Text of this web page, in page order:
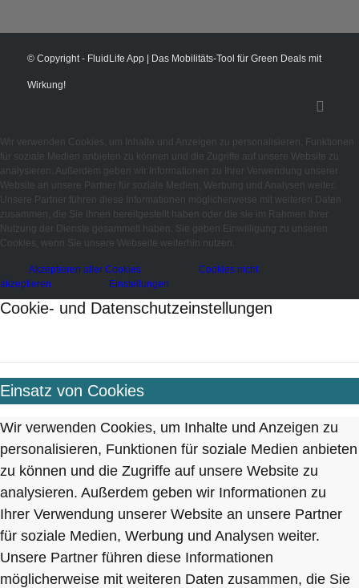
© Copyright - FluidLife App | Das Mobilitäts-Tool für Green Deals mit
Wirkung!
Wir verwenden Cookies, um Inhalte und Anzeigen zu personalisieren, Funktionen
für soziale Medien anbieten zu können und die Zugriffe auf unsere Website zu
analysieren. Außerdem geben wir Informationen zu Ihrer Verwendung unserer
Website an unsere Partner für soziale Medien, Werbung und Analysen weiter.
Unsere Partner führen diese Informationen möglicherweise mit weiteren Daten
zusammen, die Sie ihnen bereitgestellt haben oder die sie im Rahmen Ihrer
Nutzung der Dienste gesammelt haben. Sie geben Einwilligung zu unseren
Cookies, wenn Sie unsere Webseite weiterhin nutzen.
Akzeptieren aller Cookies
Cookies nicht
akzeptieren
Einstellungen
Cookie- und Datenschutzeinstellungen
Einsatz von Cookies
Wir verwenden Cookies, um Inhalte und Anzeigen zu
personalisieren, Funktionen für soziale Medien anbieten
zu können und die Zugriffe auf unsere Website zu
analysieren. Außerdem geben wir Informationen zu
Ihrer Verwendung unserer Website an unsere Partner
für soziale Medien, Werbung und Analysen weiter.
Unsere Partner führen diese Informationen
möglicherweise mit weiteren Daten zusammen, die Sie